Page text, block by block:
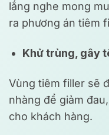
lắng nghe mong
ra phương án tiêm
Khử trùng, gây
Vùng tiêm filler sẽ
nhàng để giảm
cho khách hàng.